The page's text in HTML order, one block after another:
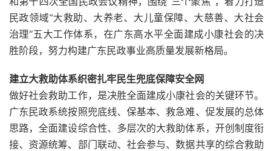
民政领域“大救助、大养老、大儿童保障、大慈善、大社会
治理”五大工作体系，在广东高水平全面建成小康社会的决
胜阶段，努力构建广东民政事业高质量发展新格局。
建立大救助体系织密扎牢民生兜底保障安全网
做好社会救助工作，是决胜全面建成小康社会的关键环节。
广东民政系统按照兜底线、保基本、救急难、促发展的总体
思路，全面建设综合性、多层次的大救助体系，开创制度衔
接、资源统筹、部门联动、社会参与、数据共享的综合救助